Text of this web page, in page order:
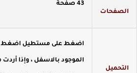
الصفحات
التحميل
اضغط على مستطيل اضغط هنا
الموجود بالاسفل ، وإذا أردت